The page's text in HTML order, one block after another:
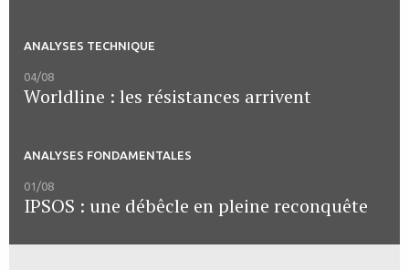
ANALYSES TECHNIQUE
04/08
Worldline : les résistances arrivent
ANALYSES FONDAMENTALES
01/08
IPSOS : une débêcle en pleine reconquête